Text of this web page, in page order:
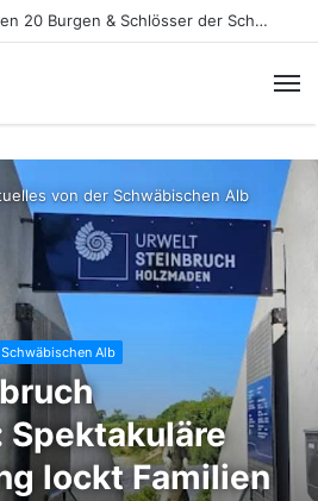
Knopfmacherfelsen: Der schönste Donaublick der Schwäbischen Alb
von der Schwäbischen Alb
Alb
Spektakuläre
lockt Familien